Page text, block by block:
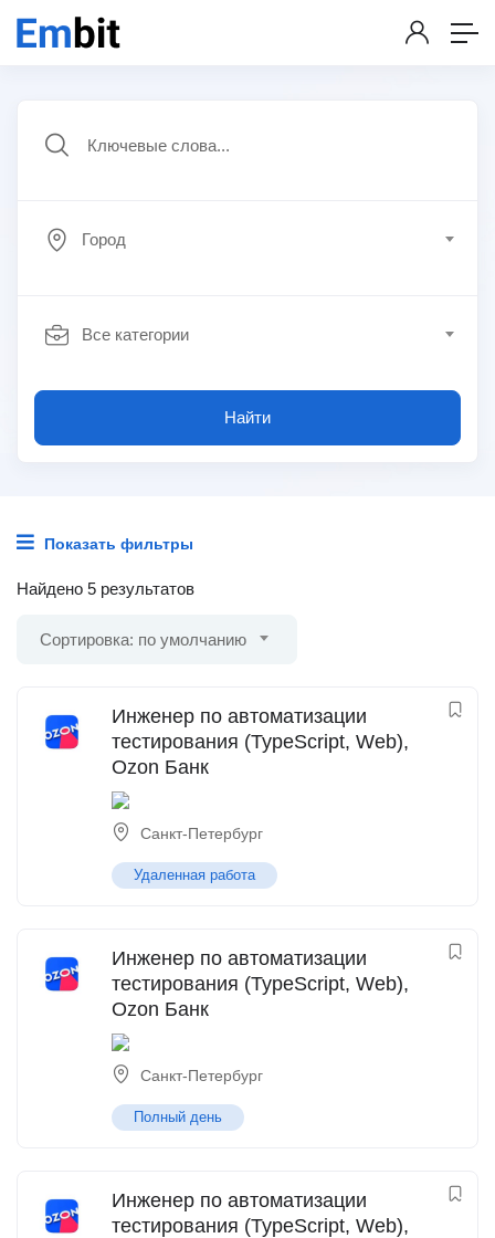
Город
Все категории
Найти
Показать фильтры
Найдено 5 результатов
Сортировка: по умолчанию
Инженер по автоматизации
тестирования (TypeScript, Web),
Ozon Банк
Санкт-Петербург
Удаленная работа
Инженер по автоматизации
тестирования (TypeScript, Web),
Ozon Банк
Санкт-Петербург
Полный день
Инженер по автоматизации
тестирования (TypeScript, Web),